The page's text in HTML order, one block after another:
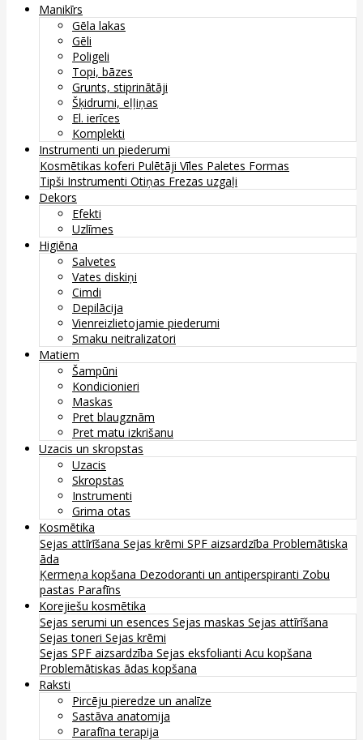
Manikīrs
Gēla lakas
Gēli
Poligeli
Topi, bāzes
Grunts, stiprinātāji
Šķidrumi, eļļiņas
El. ierīces
Komplekti
Instrumenti un piederumi
Kosmētikas koferi Pulētāji Vīles Paletes Formas
Tipši Instrumenti Otiņas Frezas uzgaļi
Dekors
Efekti
Uzlīmes
Higiēna
Salvetes
Vates diskiņi
Cimdi
Depilācija
Vienreizlietojamie piederumi
Smaku neitralizatori
Matiem
Šampūni
Kondicionieri
Maskas
Pret blaugznām
Pret matu izkrišanu
Uzacis un skropstas
Uzacis
Skropstas
Instrumenti
Grima otas
Kosmētika
Sejas attīrīšana Sejas krēmi SPF aizsardzība Problemātiska
āda
Ķermeņa kopšana Dezodoranti un antiperspiranti Zobu
pastas Parafīns
Korejiešu kosmētika
Sejas serumi un esences Sejas maskas Sejas attīrīšana
Sejas toneri Sejas krēmi
Sejas SPF aizsardzība Sejas eksfolianti Acu kopšana
Problemātiskas ādas kopšana
Raksti
Pircēju pieredze un analīze
Sastāva anatomija
Parafīna terapija